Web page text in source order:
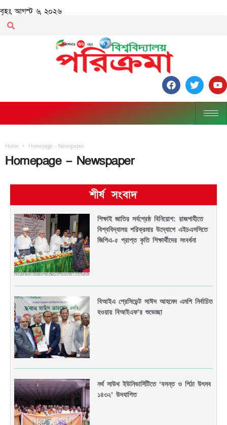
বৃহঃ, আগস্ট ৬, ২০২৬
Home Homepage – Newspaper
Homepage – Newspaper
শীর্ষ সংবাদ
শিক্ষাই জাতির সর্বশ্রেষ্ঠ বিনিয়োগ: রাজশাহীতে
বিশ্ববিদ্যালয় পরিক্রমার উদ্যোগে এইচএসসিতে
জিপিএ-৫ প্রাপ্ত কৃতি শিক্ষার্থীদের সংবর্ধনা
বিআইএ প্রেসিডেন্ট সাঈদ আহমেদ এমপি নির্বাচিত
হওয়ায় বিআইএফ’র শুভেচ্ছা
নর্থ সাউথ ইউনিভার্সিটিতে ‘বসন্ত ও পিঠা উৎসব
১৪৩২’ উদযাপিত